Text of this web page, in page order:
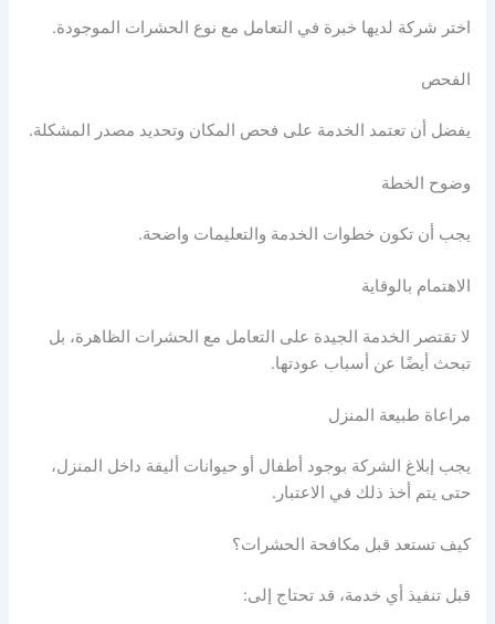
اختر شركة لديها خبرة في التعامل مع نوع الحشرات الموجودة.
الفحص
يفضل أن تعتمد الخدمة على فحص المكان وتحديد مصدر المشكلة.
وضوح الخطة
يجب أن تكون خطوات الخدمة والتعليمات واضحة.
الاهتمام بالوقاية
لا تقتصر الخدمة الجيدة على التعامل مع الحشرات الظاهرة، بل
تبحث أيضًا عن أسباب عودتها.
مراعاة طبيعة المنزل
يجب إبلاغ الشركة بوجود أطفال أو حيوانات أليفة داخل المنزل،
حتى يتم أخذ ذلك في الاعتبار.
كيف تستعد قبل مكافحة الحشرات؟
قبل تنفيذ أي خدمة، قد تحتاج إلى: